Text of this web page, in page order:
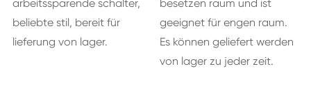
arbeitssparende schalter,
beliebte stil, bereit für
lieferung von lager.
besetzen raum und ist
geeignet für engen raum.
Es können geliefert werden
von lager zu jeder zeit.